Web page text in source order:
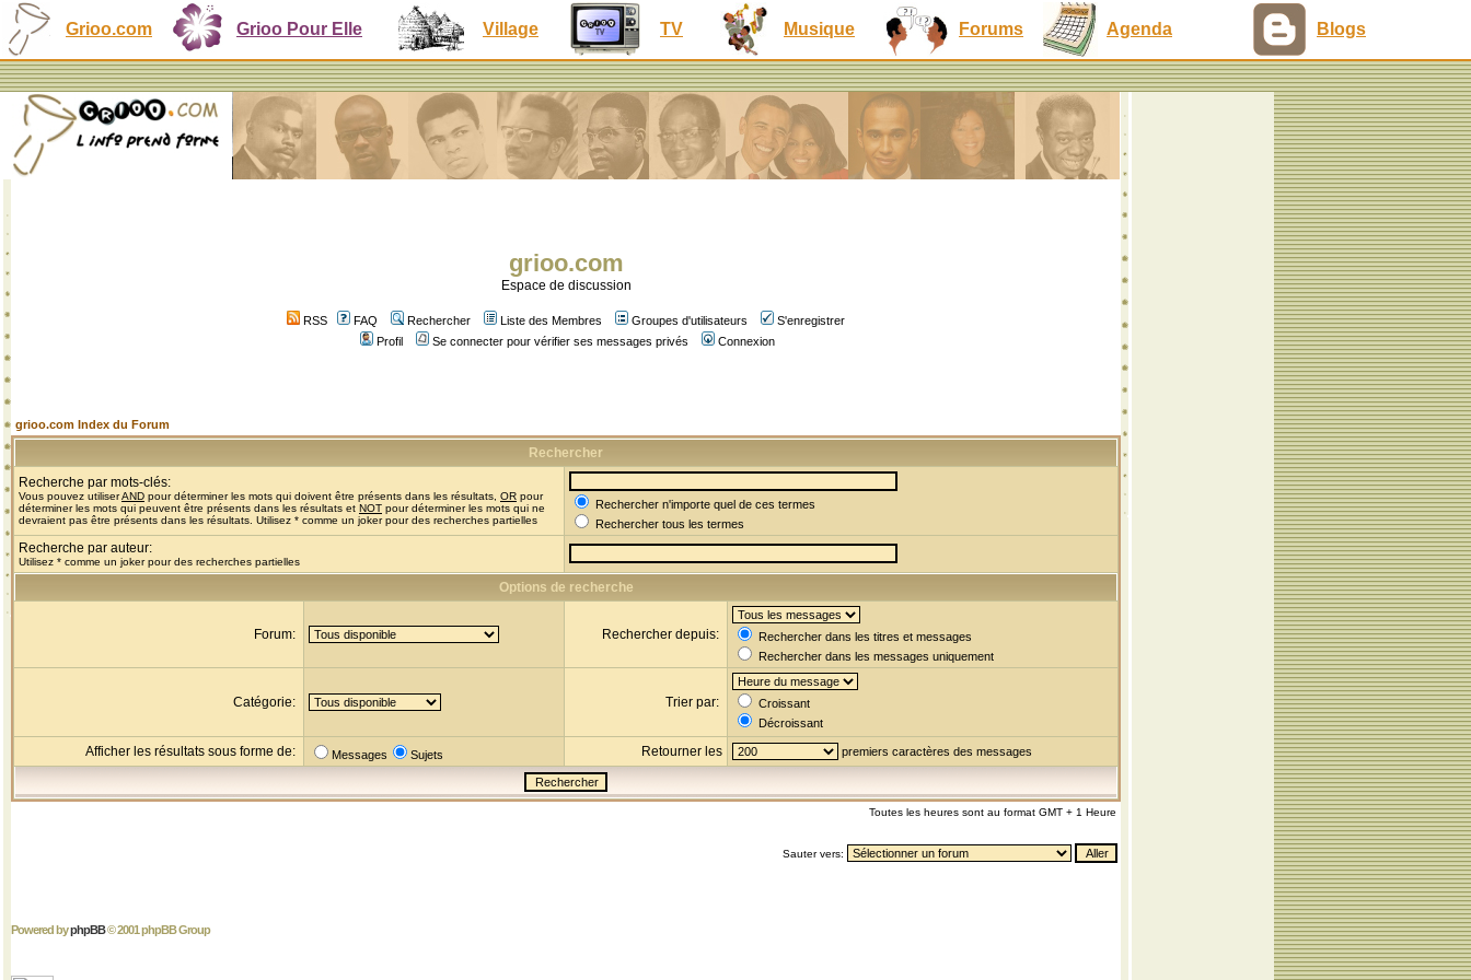
Grioo.com Grioo Pour Elle Village TV Musique Forums Agenda Blogs
grioo.com
Espace de discussion
RSS FAQ Rechercher Liste des Membres Groupes d'utilisateurs
S'enregistrer
Profil
Se connecter pour vérifier ses messages privés Connexion
grioo.com Index du Forum
Rechercher
Recherche par mots-clés:
Vous pouvez utiliserAND pour déterminer les mots qui doivent être présents dans les résultats, OR pour
déterminer les mots qui peuvent être présents dans les résultats et NOT pour déterminer les mots qui ne
devraient pas être présents dans les résultats. Utilisez * comme un joker pour des recherches partielles
Rechercher n'importe quel de ces termes
Rechercher tous les termes
Recherche par auteur:
Utilisez * comme un joker pour des recherches partielles
Options de recherche
Forum: Rechercher depuis:
Rechercher dans les titres et messages
Rechercher dans les messages uniquement
Catégorie: Trier par:
Croissant
Décroissant
Afficher les résultats sous forme de: Messages Sujets Retourner les premiers caractères des messages
Toutes les heures sont au format GMT + 1 Heure
Sauter vers:
Powered byphpBB© 2001 phpBB Group